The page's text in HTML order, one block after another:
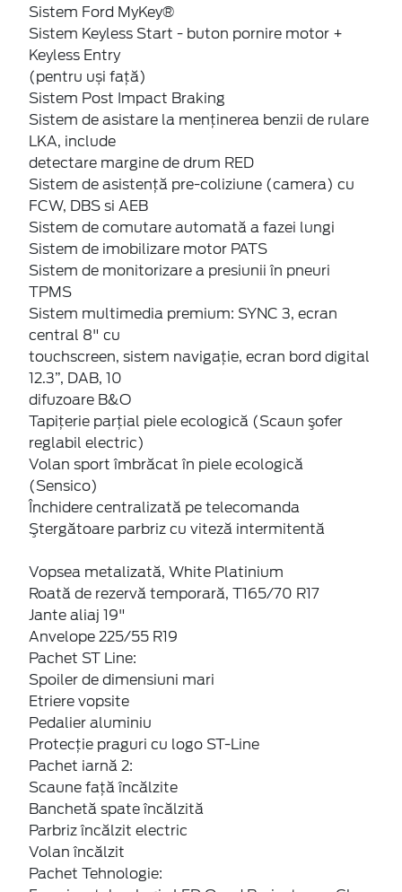
Sistem Ford MyKey®
Sistem Keyless Start - buton pornire motor +
Keyless Entry
(pentru uși față)
Sistem Post Impact Braking
Sistem de asistare la menținerea benzii de rulare
LKA, include
detectare margine de drum RED
Sistem de asistenţă pre-coliziune (camera) cu
FCW, DBS si AEB
Sistem de comutare automată a fazei lungi
Sistem de imobilizare motor PATS
Sistem de monitorizare a presiunii în pneuri
TPMS
Sistem multimedia premium: SYNC 3, ecran
central 8" cu
touchscreen, sistem navigaţie, ecran bord digital
12.3”, DAB, 10
difuzoare B&O
Tapiţerie parţial piele ecologică (Scaun şofer
reglabil electric)
Volan sport îmbrăcat în piele ecologică
(Sensico)
Închidere centralizată pe telecomanda
Ştergătoare parbriz cu viteză intermitentă
Vopsea metalizată, White Platinium
Roată de rezervă temporară, T165/70 R17
Jante aliaj 19"
Anvelope 225/55 R19
Pachet ST Line:
Spoiler de dimensiuni mari
Etriere vopsite
Pedalier aluminiu
Protecție praguri cu logo ST-Line
Pachet iarnă 2:
Scaune faţă încălzite
Banchetă spate încălzită
Parbriz încălzit electric
Volan încălzit
Pachet Tehnologie: